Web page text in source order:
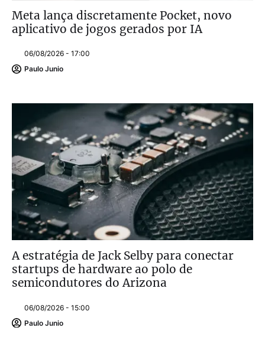
Meta lança discretamente Pocket, novo
aplicativo de jogos gerados por IA
06/08/2026 - 17:00
Paulo Junio
A estratégia de Jack Selby para conectar
startups de hardware ao polo de
semicondutores do Arizona
06/08/2026 - 15:00
Paulo Junio